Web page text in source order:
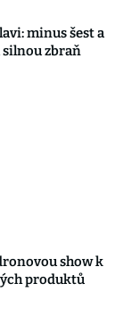
minus šest a
silnou zbraň
show k
produktů